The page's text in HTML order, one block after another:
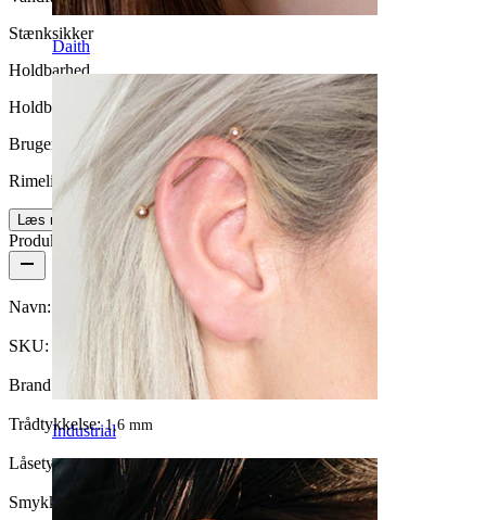
Daith
Industrial
Stænksikker
Holdbarhed
Holdbar
Brugervenlighed
Rimelig nemt
Læs mere
Produktdetaljer
Navn: Brystpiercing med slange
SKU: Nipple-14
Brand: Bodymod Trend
Trådtykkelse:1,6 mm
Låsetype: Udvendigt gevind
Smykketype: Nipple-skjold, Lige stav